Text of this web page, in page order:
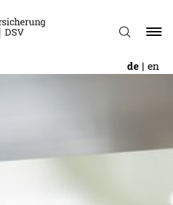
de en